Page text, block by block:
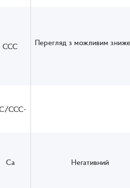
ССС Перегляд з можливим
ССС-
Ca Негативний